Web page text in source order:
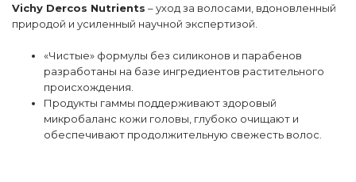
Vichy Dercos Nutrients – уход за волосами, вдоновленный
природой и усиленный научной экспертизой.
«Чистые» формулы без силиконов и парабенов
разработаны на базе ингредиентов растительного
происхождения.
Продукты гаммы поддерживают здоровый
микробаланс кожи головы, глубоко очищают и
обеспечивают продолжительную свежесть волос.